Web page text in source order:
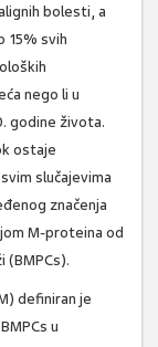
bolesti, a
15% svih
nego li u
godine života.
ostaje
slučajevima
značenja
M-proteina od
(BMPCs).
definiran je
u